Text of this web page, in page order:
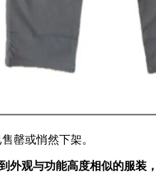
罄或悄然下架。
外观与功能高度相似的服装